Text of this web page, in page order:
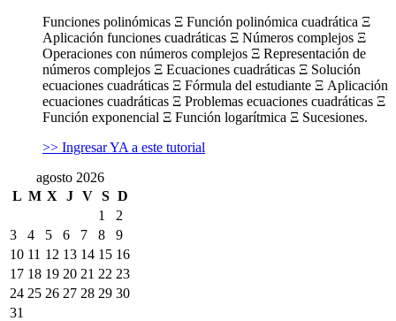
Funciones polinómicas Ξ Función polinómica cuadrática Ξ
Aplicación funciones cuadráticas Ξ Números complejos Ξ
Operaciones con números complejos Ξ Representación de
números complejos Ξ Ecuaciones cuadráticas Ξ Solución
ecuaciones cuadráticas Ξ Fórmula del estudiante Ξ Aplicación
ecuaciones cuadráticas Ξ Problemas ecuaciones cuadráticas Ξ
Función exponencial Ξ Función logarítmica Ξ Sucesiones.
>> Ingresar YA a este tutorial
agosto 2026
L M X J V S D
1
2
3
4 5 6 7 8
9
10 11 12 13 14 15 16
17 18 19 20 21 22 23
24 25 26 27 28 29 30
31